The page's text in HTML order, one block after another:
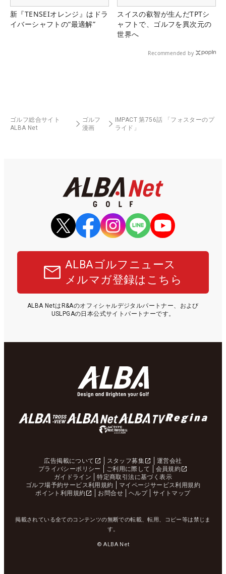
新『TENSEIオレンジ』はドラ
イバーシャフトの“最適解”
スイスの叡智が生んだTPTシ
ャフトで、ゴルフを異次元の
世界へ
Recommended by
ゴルフ総合サイト
ALBA Net
ゴルフ
漫画
IMPACT 第756話 「フォスターのプ
ライド」
ALBAゴルフニュース
メルマガ登録はこちら
ALBA NetはR&Aのオフィシャルデジタルパートナー、および
USLPGAの日本公式サイトパートナーです。
広告掲載について スタッフ募集
運営会社
プライバシーポリシー
ご利用に際して
会員規約
ガイドライン
特定商取引法に基づく表示
ゴルフ場予約サービス利用規約
マイページサービス利用規約
ポイント利用規約
お問合せ ヘルプ サイトマップ
掲載されている全てのコンテンツの無断での転載、転用、コピー等は禁じま
す。
© ALBA Net